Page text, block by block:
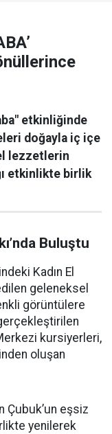
etkinliğinde
doğayla iç içe
lezzetlerin
etkinlikte birlik
Buluştu
Kadın El
geleneksel
görüntülere
kursiyerleri,
oluşan
Çubuk’un eşsiz
yenilerek